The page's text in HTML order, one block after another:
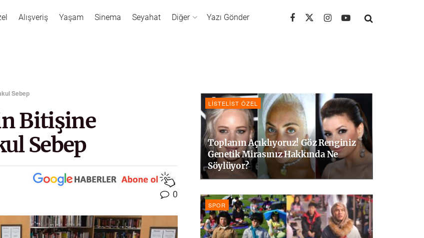
Alışveriş Yaşam Sinema Seyahat Diğer Yazı Gönder
Sebep
Bitişine
Sebep
0
LISTELIST ÖZEL
Toplanın Açıklıyoruz! Göz Renginiz
Genetik Mirasınız Hakkında Ne
Söylüyor?
SPOR